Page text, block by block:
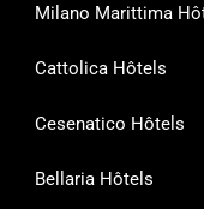
Milano Marittima
Cattolica Hôtels
Cesenatico Hôtels
Bellaria Hôtels